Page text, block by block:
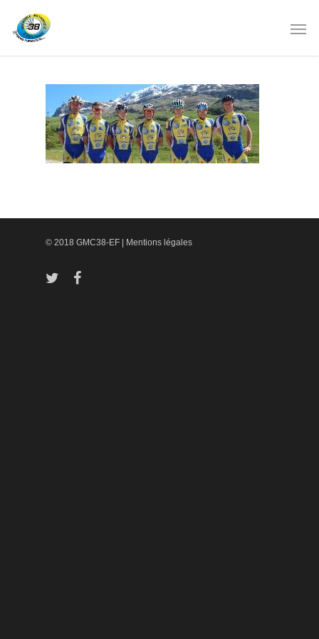
© 2018 GMC38-EF | Mentions légales